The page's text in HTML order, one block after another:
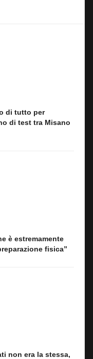
di tutto per
di test tra Misano
è estremamente
fisica”
non era la stessa,